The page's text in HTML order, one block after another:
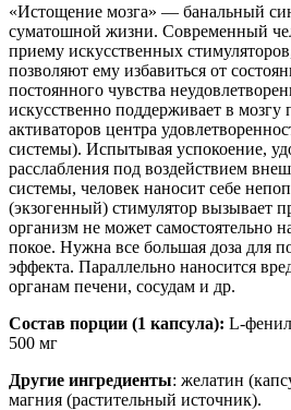
«Истощение мозга» — банальный
суматошной жизни. Современный
приему искусственных
позволяют ему избавиться от
постоянного чувства
искусственно поддерживает в
активаторов центра
системы). Испытывая успокоение,
расслабления под воздействием
системы, человек наносит себе
(экзогенный) стимулятор вызывает
организм не может самостоятельно
покое. Нужна все большая доза для
эффекта. Параллельно наносится
органам печени, сосудам и др.
Состав порции (1 капсула): L-
500 мг
Другие ингредиенты: желатин
магния (растительный источник).